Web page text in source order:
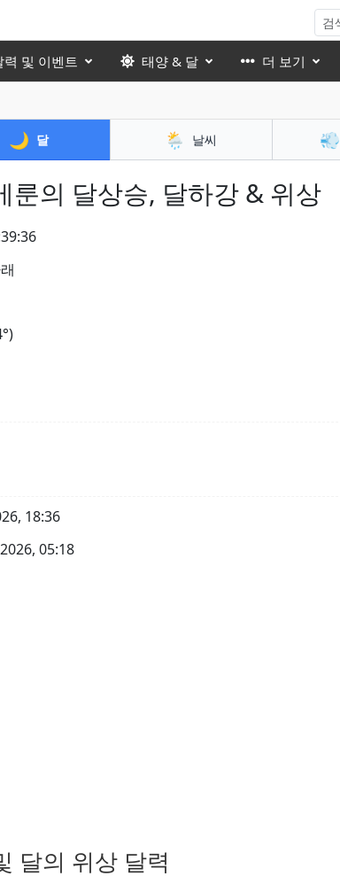
력 및 이벤트 태양 & 달 더 보기
🌙 달 🌦️ 날씨 💨
룬의 달상승, 달하강 & 위상
18:36
05:18
달의 위상 달력